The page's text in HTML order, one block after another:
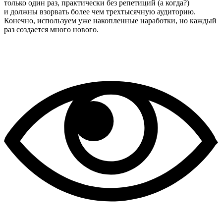
только один раз, практически без репетиций (а когда?)
и должны взорвать более чем трехтысячную аудиторию.
Конечно, используем уже накопленные наработки, но каждый
раз создается много нового.